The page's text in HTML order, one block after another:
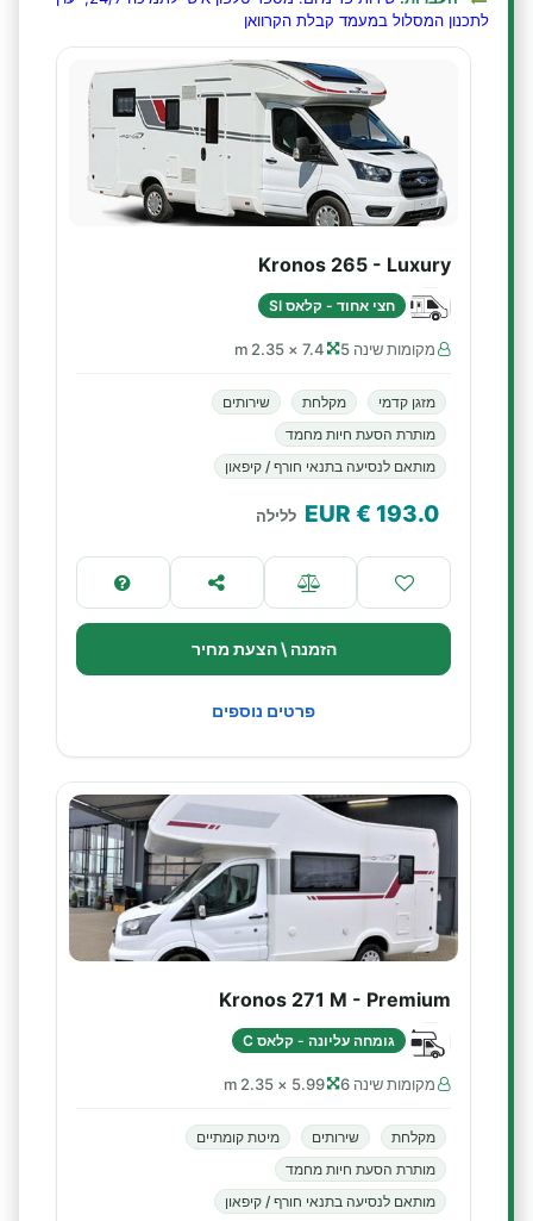
לתכנון המסלול במעמד קבלת הקרוואן
Kronos 265 - Luxury
חצי אחוד - קלאס SI
מקומות שינה 5 7.4 × 2.35 m
מזגן קדמי מקלחת
שירותים
מותרת הסעת חיות מחמד
מותאם לנסיעה בתנאי חורף / קיפאון
193.0
€ EUR ללילה
הזמנה \ הצעת מחיר
פרטים נוספים
Kronos 271 M - Premium
גומחה עליונה - קלאס C
מקומות שינה 6 5.99 × 2.35 m
מקלחת שירותים
מיטת קומתיים
מותרת הסעת חיות מחמד
מותאם לנסיעה בתנאי חורף / קיפאון